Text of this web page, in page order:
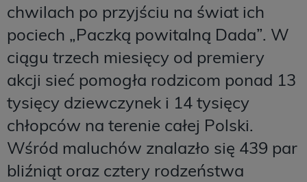
chwilach po przyjściu na świat ich
pociech „Paczką powitalną Dada”. W
ciągu trzech miesięcy od premiery
akcji sieć pomogła rodzicom ponad 13
tysięcy dziewczynek i 14 tysięcy
chłopców na terenie całej Polski.
Wśród maluchów znalazło się 439 par
bliźniąt oraz cztery rodzeństwa